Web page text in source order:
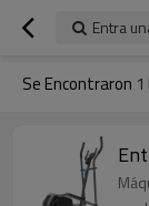
Entra
Se Encontraron 1